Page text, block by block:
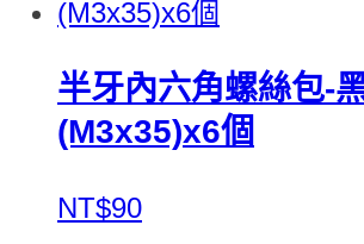
半牙內六角螺絲包-
(M3x35)x6個
NT$90